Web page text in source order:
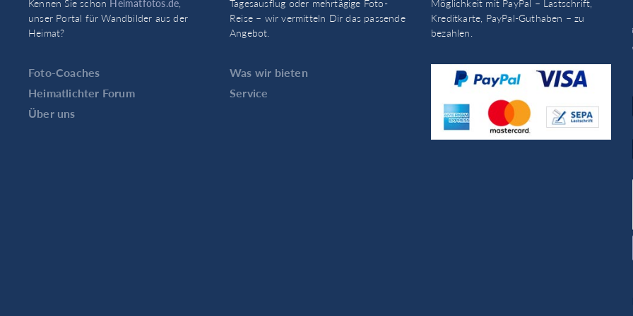
Kennen Sie schon Heimatfotos.de,
unser Portal für Wandbilder aus der
Heimat?
Foto-Coaches
Heimatlichter Forum
Über uns
Tagesausflug oder mehrtägige Foto-
Reise – wir vermitteln Dir das passende
Angebot.
Was wir bieten
Service
Möglichkeit mit PayPal – Lastschrift,
Kreditkarte, PayPal-Guthaben – zu
bezahlen.
i